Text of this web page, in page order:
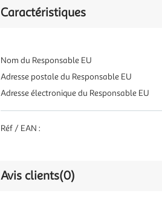
Caractéristiques
Nom du Responsable EU
Adresse postale du Responsable EU
Adresse électronique du Responsable EU
Réf / EAN :
Avis clients(0)